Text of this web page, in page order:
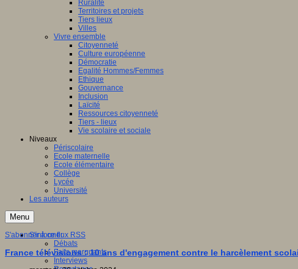
Ruralité
Territoires et projets
Tiers lieux
Villes
Vivre ensemble
Citoyenneté
Culture européenne
Démocratie
Egalité Hommes/Femmes
Ethique
Gouvernance
Inclusion
Laïcité
Ressources citoyenneté
Tiers - lieux
Vie scolaire et sociale
Niveaux
Périscolaire
Ecole maternelle
Ecole élémentaire
Collège
Lycée
Université
Les auteurs
Menu
S'informer
Débats
Faits marquants
Interviews
S'abonner à ce flux RSS
France télévisions : 10 ans d'engagement contre le harcèlement